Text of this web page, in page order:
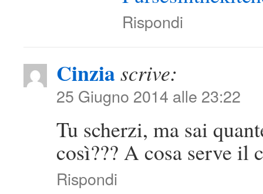
Rispondi
Cinziascrive:
25 Giugno 2014 alle 23:22
Tu scherzi, ma sai
così??? A cosa serve
Rispondi